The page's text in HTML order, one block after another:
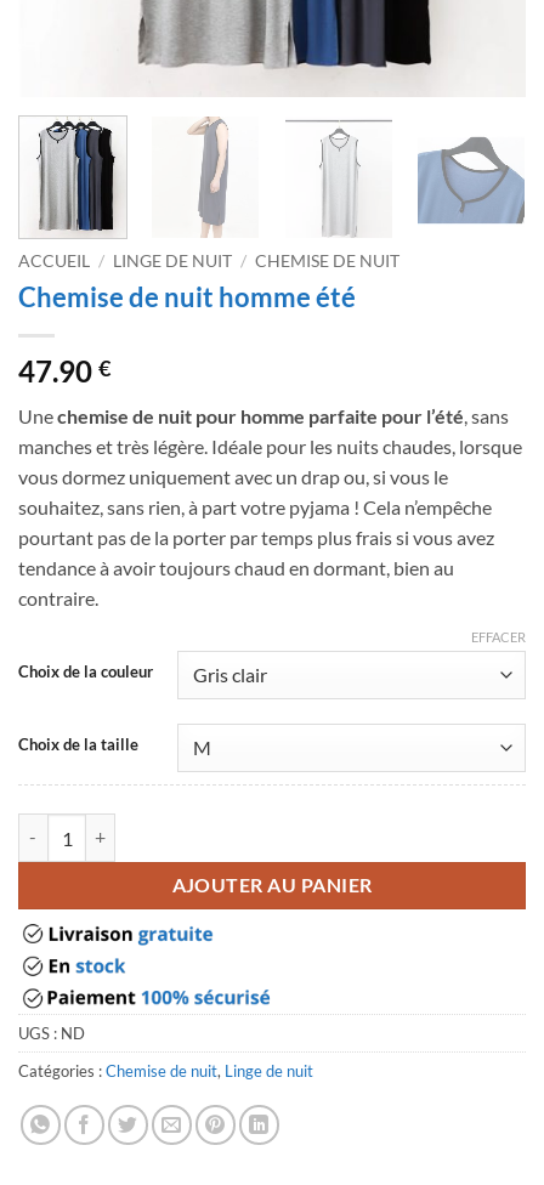
ACCUEIL / LINGE DE NUIT / CHEMISE DE NUIT
Chemise de nuit homme été
47.90 €
Unechemise de nuit pour homme parfaite pour l’été, sans
manches et très légère. Idéale pour les nuits chaudes, lorsque
vous dormez uniquement avec un drap ou, si vous le
souhaitez, sans rien, à part votre pyjama ! Cela n’empêche
pourtant pas de la porter par temps plus frais si vous avez
tendance à avoir toujours chaud en dormant, bien au
contraire.
Choix de la couleur
Choix de la taille
EFFACER
AJOUTER AU PANIER
UGS : ND
Catégories :Chemise de nuit, Linge de nuit